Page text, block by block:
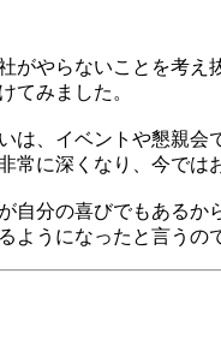
がやらないことを考
てみました。
、イベントや懇親
に深くなり、今で
分の喜びでもある
ようになったと言うの